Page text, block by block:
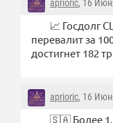
aprioric, 16
📈 Госдолг
перевалит за
достигнет 182
aprioric, 16
🇸🇦 Более